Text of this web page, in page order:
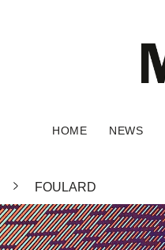
HOME NEWS
FOULARD